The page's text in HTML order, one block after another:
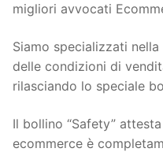
migliori avvocati
Siamo specializzati nella
delle condizioni di
rilasciando lo speciale
Il bollino “Safety”
ecommerce è